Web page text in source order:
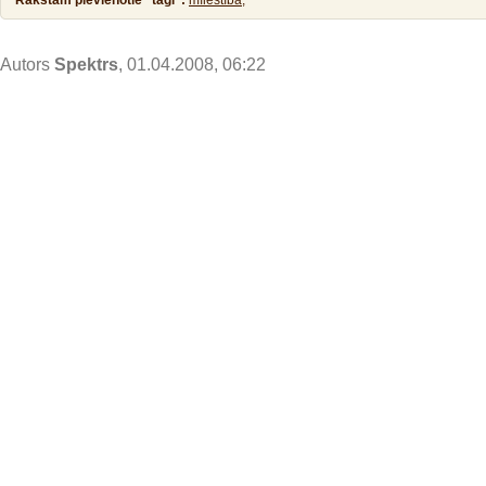
Autors Spektrs, 01.04.2008, 06:22